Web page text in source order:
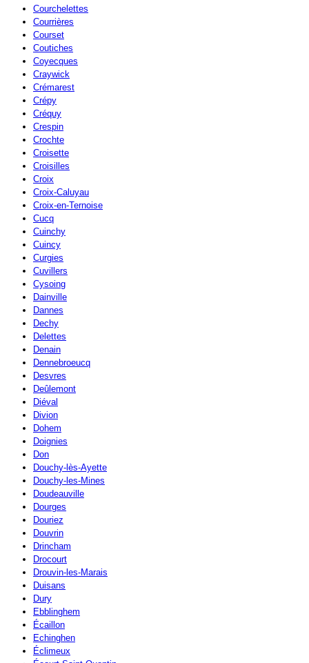
Courchelettes
Courrières
Courset
Coutiches
Coyecques
Craywick
Crémarest
Crépy
Créquy
Crespin
Crochte
Croisette
Croisilles
Croix
Croix-Caluyau
Croix-en-Ternoise
Cucq
Cuinchy
Cuincy
Curgies
Cuvillers
Cysoing
Dainville
Dannes
Dechy
Delettes
Denain
Dennebroeucq
Desvres
Deûlemont
Diéval
Divion
Dohem
Doignies
Don
Douchy-lès-Ayette
Douchy-les-Mines
Doudeauville
Dourges
Douriez
Douvrin
Drincham
Drocourt
Drouvin-les-Marais
Duisans
Dury
Ebblinghem
Écaillon
Echinghen
Éclimeux